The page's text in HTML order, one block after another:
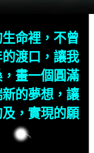
命裡，不曾
渡口，讓我
畫一個圓滿
的夢想，讓
，實現的願